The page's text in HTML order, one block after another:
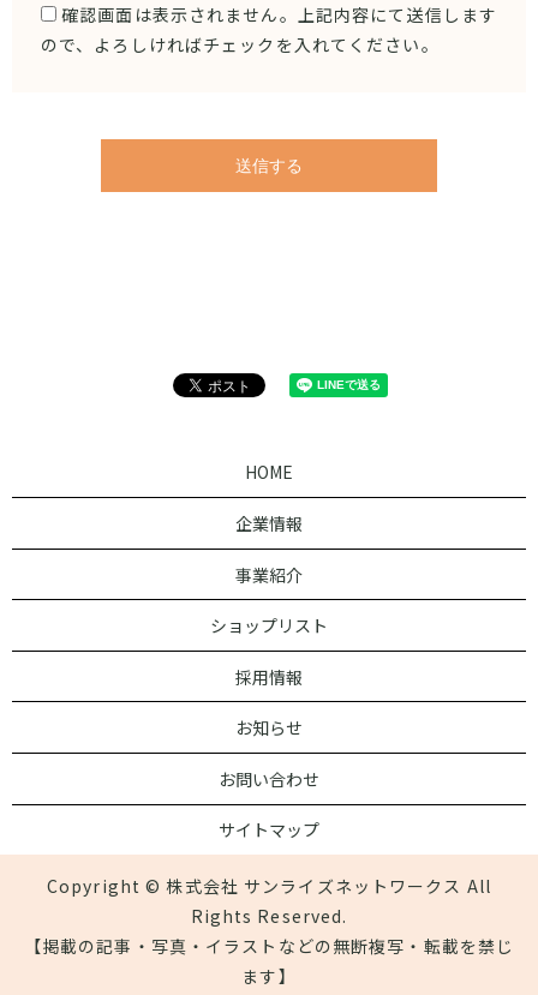
確認画面は表示されません。上記内容にて送信します
ので、よろしければチェックを入れてください。
HOME
企業情報
事業紹介
ショップリスト
採用情報
お知らせ
お問い合わせ
サイトマップ
Copyright © 株式会社 サンライズネットワークス All
Rights Reserved.
【掲載の記事・写真・イラストなどの無断複写・転載を禁じ
ます】